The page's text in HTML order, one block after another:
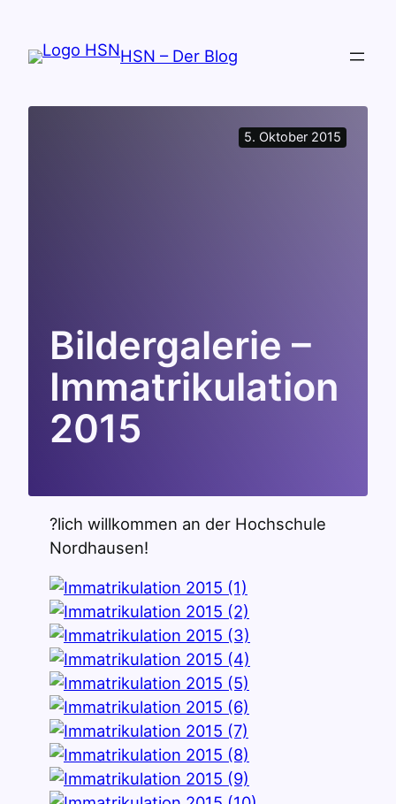
Inhalt
springen
HSN – Der Blog
5. Oktober 2015
Bildergalerie –
Immatrikulation
2015
?lich willkommen an der Hochschule
Nordhausen!